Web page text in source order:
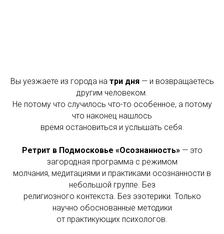
Вы уезжаете из города на три дня— и возвращаетесь
другим человеком.
Не потому что случилось что-то особенное, а потому
что наконец нашлось
время остановиться и услышать себя.
Ретрит в Подмосковье «Осознанность»— это
загородная программа с режимом
молчания, медитациями и практиками осознанности в
небольшой группе. Без
религиозного контекста. Без эзотерики. Только
научно обоснованные методики
от практикующих психологов.